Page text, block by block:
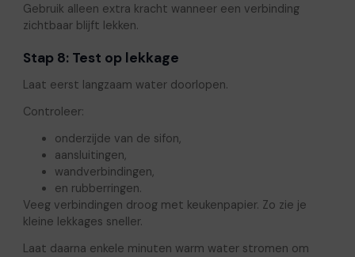
Gebruik alleen extra kracht wanneer een verbinding
zichtbaar blijft lekken.
Stap 8: Test op lekkage
Laat eerst langzaam water doorlopen.
Controleer:
onderzijde van de sifon,
aansluitingen,
wandverbindingen,
en rubberringen.
Veeg verbindingen droog met keukenpapier. Zo zie je
kleine lekkages sneller.
Laat daarna enkele minuten warm water stromen om